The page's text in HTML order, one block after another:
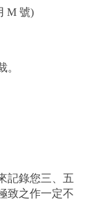
M 號)
。
記錄您三、五
致之作一定不